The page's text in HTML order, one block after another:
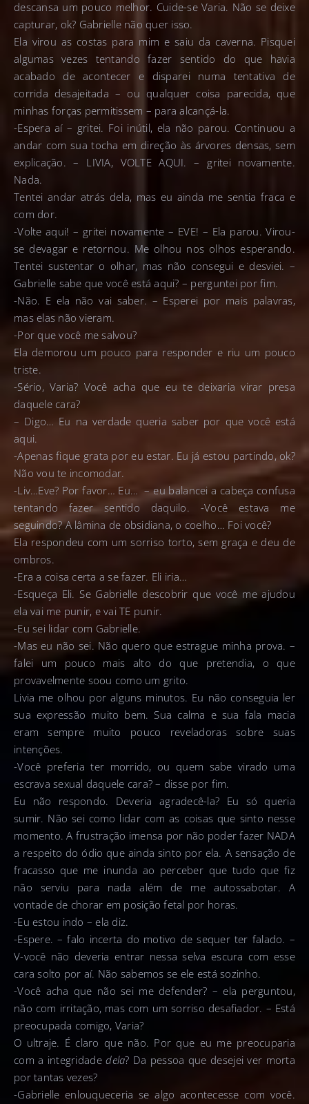
descansa um pouco melhor. Cuide-se Varia. Não se deixe
capturar, ok? Gabrielle não quer isso.
Ela virou as costas para mim e saiu da caverna. Pisquei
algumas vezes tentando fazer sentido do que havia
acabado de acontecer e disparei numa tentativa de
corrida desajeitada – ou qualquer coisa parecida, que
minhas forças permitissem – para alcançá-la.
-Espera aí – gritei. Foi inútil, ela não parou. Continuou a
andar com sua tocha em direção às árvores densas, sem
explicação. – LIVIA, VOLTE AQUI. – gritei novamente.
Nada.
Tentei andar atrás dela, mas eu ainda me sentia fraca e
com dor.
-Volte aqui! – gritei novamente – EVE! – Ela parou. Virou-
se devagar e retornou. Me olhou nos olhos esperando.
Tentei sustentar o olhar, mas não consegui e desviei. –
Gabrielle sabe que você está aqui? – perguntei por fim.
-Não. E ela não vai saber. – Esperei por mais palavras,
mas elas não vieram.
-Por que você me salvou?
Ela demorou um pouco para responder e riu um pouco
triste.
-Sério, Varia? Você acha que eu te deixaria virar presa
daquele cara?
– Digo… Eu na verdade queria saber por que você está
aqui.
-Apenas fique grata por eu estar. Eu já estou partindo, ok?
Não vou te incomodar.
-Liv…Eve? Por favor… Eu… – eu balancei a cabeça confusa
tentando fazer sentido daquilo. -Você estava me
seguindo? A lâmina de obsidiana, o coelho… Foi você?
Ela respondeu com um sorriso torto, sem graça e deu de
ombros.
-Era a coisa certa a se fazer. Eli iria…
-Esqueça Eli. Se Gabrielle descobrir que você me ajudou
ela vai me punir, e vai TE punir.
-Eu sei lidar com Gabrielle.
-Mas eu não sei. Não quero que estrague minha prova. –
falei um pouco mais alto do que pretendia, o que
provavelmente soou como um grito.
Livia me olhou por alguns minutos. Eu não conseguia ler
sua expressão muito bem. Sua calma e sua fala macia
eram sempre muito pouco reveladoras sobre suas
intenções.
-Você preferia ter morrido, ou quem sabe virado uma
escrava sexual daquele cara? – disse por fim.
Eu não respondo. Deveria agradecê-la? Eu só queria
sumir. Não sei como lidar com as coisas que sinto nesse
momento. A frustração imensa por não poder fazer NADA
a respeito do ódio que ainda sinto por ela. A sensação de
fracasso que me inunda ao perceber que tudo que fiz
não serviu para nada além de me autossabotar. A
vontade de chorar em posição fetal por horas.
-Eu estou indo – ela diz.
-Espere. – falo incerta do motivo de sequer ter falado. –
V-você não deveria entrar nessa selva escura com esse
cara solto por aí. Não sabemos se ele está sozinho.
-Você acha que não sei me defender? – ela perguntou,
não com irritação, mas com um sorriso desafiador. – Está
preocupada comigo, Varia?
O ultraje. É claro que não. Por que eu me preocuparia
com a integridadedela? Da pessoa que desejei ver morta
por tantas vezes?
-Gabrielle enlouqueceria se algo acontecesse com você.